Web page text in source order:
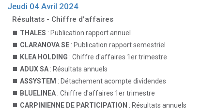
Jeudi 04 Avril 2024
Résultats - Chiffre d'affaires
THALES : Publication rapport annuel
CLARANOVA SE : Publication rapport semestriel
KLEA HOLDING : Chiffre d'affaires 1er trimestre
ADUX SA : Résultats annuels
ASSYSTEM : Détachement acompte dividendes
BLUELINEA : Chiffre d'affaires 1er trimestre
CARPINIENNE DE PARTICIPATION : Résultats annuels